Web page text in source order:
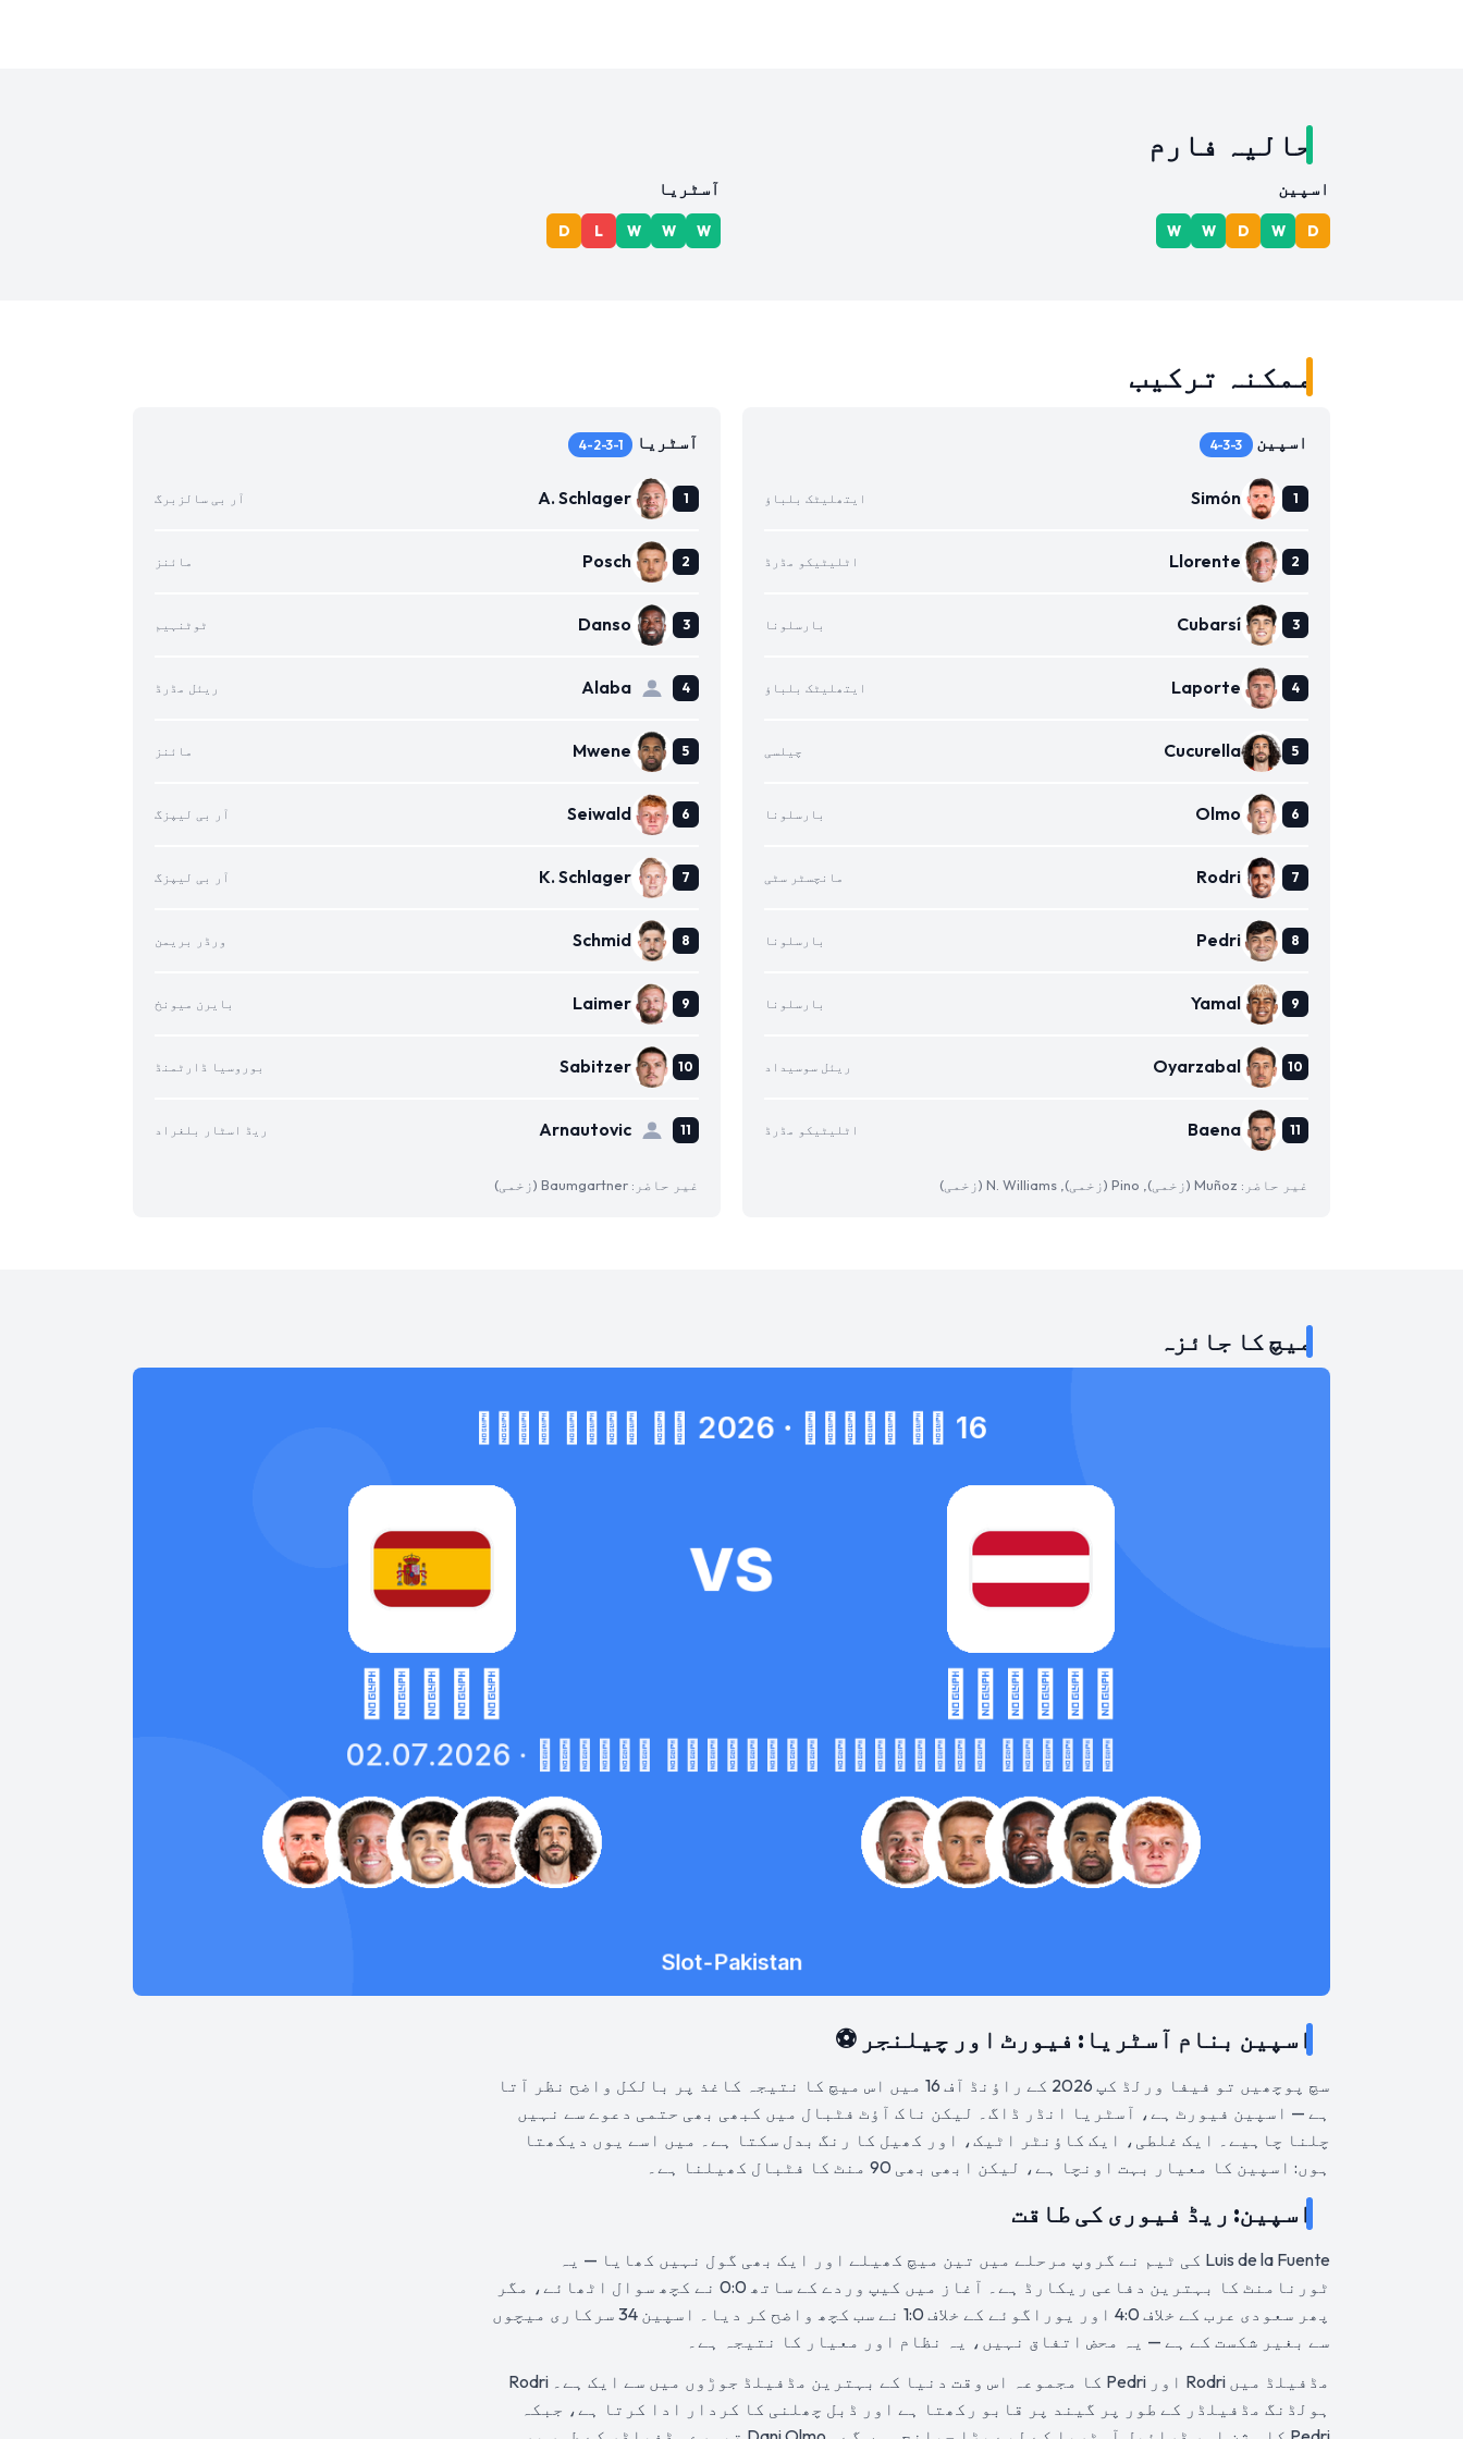
حالیہ فارم
اسپین
D
W
D
W
W
آسٹریا
W
W
W
L
D
ممکنہ ترکیب
اسپین 4-3-3
Simón ایتھلیٹک بلباؤ
Llorente اٹلیٹیکو مڈرڈ
Cubarsí بارسلونا
Laporte ایتھلیٹک بلباؤ
Cucurella چیلسی
Olmo بارسلونا
Rodri مانچسٹر سٹی
Pedri بارسلونا
Yamal بارسلونا
Oyarzabal ریئل سوسیداد
Baena اٹلیٹیکو مڈرڈ
غیر حاضر: Muñoz (زخمی), Pino (زخمی), N. Williams (زخمی)
آسٹریا 4-2-3-1
A. Schlager آر بی سالزبرگ
Posch مائنز
Danso ٹوٹنہیم
Alaba ریئل مڈرڈ
Mwene مائنز
Seiwald آر بی لیپزگ
K. Schlager آر بی لیپزگ
Schmid ورڈر بریمن
Laimer بایرن میونخ
Sabitzer بوروسیا ڈارٹمنڈ
Arnautovic ریڈ اسٹار بلغراد
غیر حاضر: Baumgartner (زخمی)
میچ کا جائزہ
اسپین بنام آسٹریا: فیورٹ اور چیلنجر ⚽
سچ پوچھیں تو فیفا ورلڈ کپ 2026 کے راؤنڈ آف 16 میں اس میچ کا نتیجہ کاغذ پر بالکل واضح نظر آتا
ہے — اسپین فیورٹ ہے، آسٹریا انڈر ڈاگ۔ لیکن ناک آؤٹ فٹبال میں کبھی بھی حتمی دعوے سے نہیں
چلنا چاہیے۔ ایک غلطی، ایک کاؤنٹر اٹیک، اور کھیل کا رنگ بدل سکتا ہے۔ میں اسے یوں دیکھتا
ہوں: اسپین کا معیار بہت اونچا ہے، لیکن ابھی بھی 90 منٹ کا فٹبال کھیلنا ہے۔
اسپین: ریڈ فیوری کی طاقت
Luis de la Fuente کی ٹیم نے گروپ مرحلے میں تین میچ کھیلے اور ایک بھی گول نہیں کھایا — یہ
ٹورنامنٹ کا بہترین دفاعی ریکارڈ ہے۔ آغاز میں کیپ وردے کے ساتھ 0:0 نے کچھ سوال اٹھائے، مگر
پھر سعودی عرب کے خلاف 4:0 اور یوراگوئے کے خلاف 1:0 نے سب کچھ واضح کر دیا۔ اسپین 34 سرکاری میچوں
سے بغیر شکست کے ہے — یہ محض اتفاق نہیں، یہ نظام اور معیار کا نتیجہ ہے۔
مڈفیلڈ میں Rodri اور Pedri کا مجموعہ اس وقت دنیا کے بہترین مڈفیلڈ جوڑوں میں سے ایک ہے۔ Rodri
ہولڈنگ مڈفیلڈر کے طور پر گیند پر قابو رکھتا ہے اور ڈبل چھلنی کا کردار ادا کرتا ہے، جبکہ